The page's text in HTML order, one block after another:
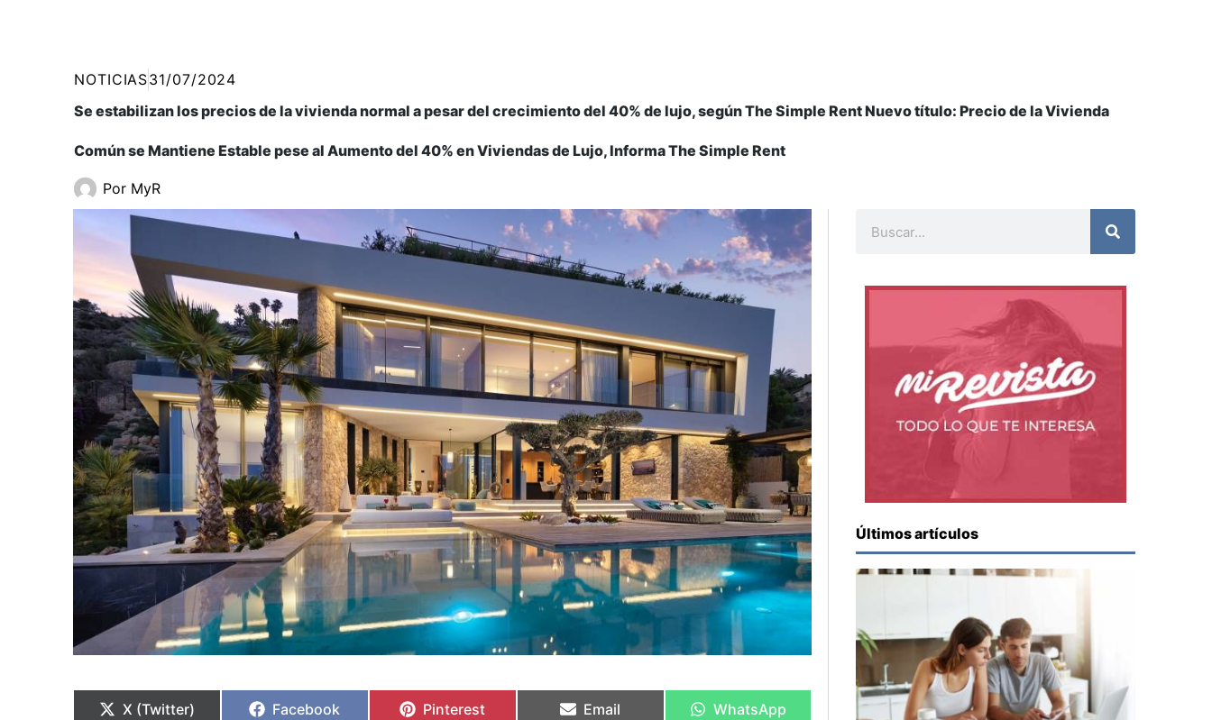
NOTICIAS31/07/2024
Se estabilizan los precios de la vivienda normal a pesar del crecimiento del 40% de lujo, según The Simple Rent Nuevo título: Precio de la Vivienda
Común se Mantiene Estable pese al Aumento del 40% en Viviendas de Lujo, Informa The Simple Rent
Por MyR
en
X (Twitter)
en
Facebook
en
Pinterest
en
Email
en
WhatsApp
en
en
en
en
en
Últimos artículos